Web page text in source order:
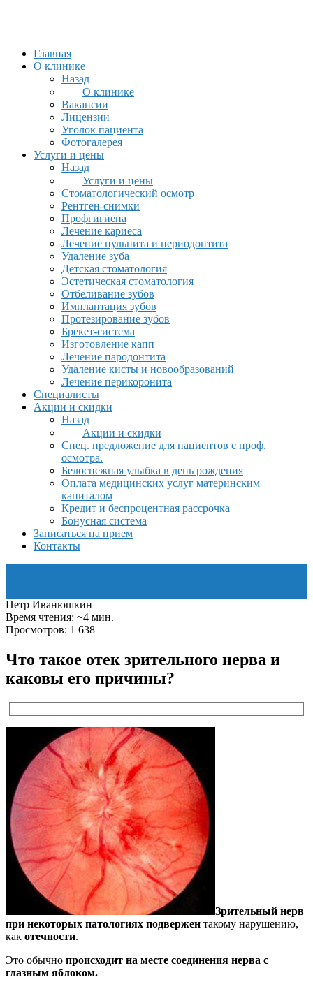
Главная
О клинике
Назад
О клинике
Вакансии
Лицензии
Уголок пациента
Фотогалерея
Услуги и цены
Назад
Услуги и цены
Стоматологический осмотр
Рентген-снимки
Профгигиена
Лечение кариеса
Лечение пульпита и периодонтита
Удаление зуба
Детская стоматология
Эстетическая стоматология
Отбеливание зубов
Имплантация зубов
Протезирование зубов
Брекет-система
Изготовление капп
Лечение пародонтита
Удаление кисты и новообразований
Лечение перикоронита
Специалисты
Акции и скидки
Назад
Акции и скидки
Спец. предложение для пациентов с проф.
осмотра.
Белоснежная улыбка в день рождения
Оплата медицинских услуг материнским
капиталом
Кредит и беспроцентная рассрочка
Бонусная система
Записаться на прием
Контакты
Петр Иванюшкин
Время чтения: ~4 мин.
Просмотров: 1 638
Что такое отек зрительного нерва и
каковы его причины?
Зрительный нерв
при некоторых патологиях подвержен такому нарушению,
как отечности.
Это обычно происходит на месте соединения нерва с
глазным яблоком.